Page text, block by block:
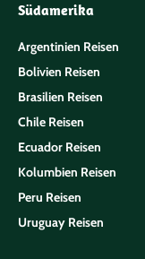
Südamerika
Argentinien Reisen
Bolivien Reisen
Brasilien Reisen
Chile Reisen
Ecuador Reisen
Kolumbien Reisen
Peru Reisen
Uruguay Reisen